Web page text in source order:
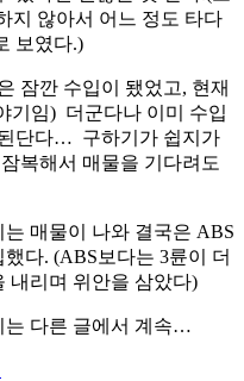
지 않아서 어느 정도 타다
보였다.)
잠깐 수입이 됐었고, 현재
기임) 더군다나 이미 수입
단다… 구하기가 쉽지가
복해서 매물을 기다려도
매물이 나와 결국은 ABS
다. (ABS보다는 3륜이 더
내리며 위안을 삼았다)
는 다른 글에서 계속…